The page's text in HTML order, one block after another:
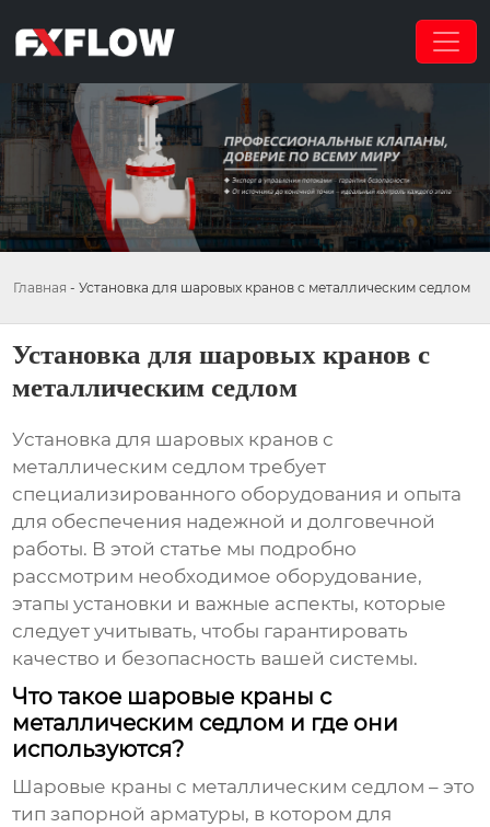
Главная - Установка для шаровых кранов с металлическим седлом
Установка для шаровых кранов с
металлическим седлом
Установка для шаровых кранов с
металлическим седлом требует
специализированного оборудования и опыта
для обеспечения надежной и долговечной
работы. В этой статье мы подробно
рассмотрим необходимое оборудование,
этапы установки и важные аспекты, которые
следует учитывать, чтобы гарантировать
качество и безопасность вашей системы.
Что такое шаровые краны с
металлическим седлом и где они
используются?
Шаровые краны с металлическим седлом – это
тип запорной арматуры, в котором для